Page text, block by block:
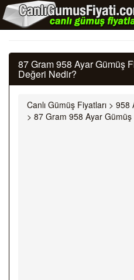
87 Gram 958 Ayar Gümüş
Değeri Nedir?
Canlı Gümüş Fiyatları > 958
> 87 Gram 958 Ayar Gümüş